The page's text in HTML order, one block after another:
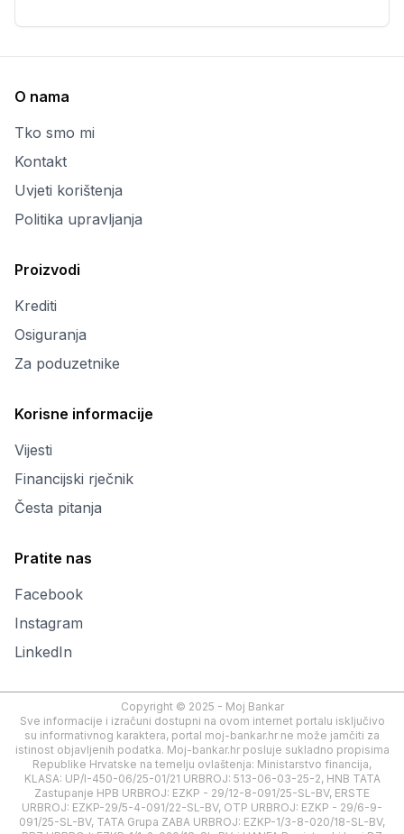
O nama
Tko smo mi
Kontakt
Uvjeti korištenja
Politika upravljanja
Proizvodi
Krediti
Osiguranja
Za poduzetnike
Korisne informacije
Vijesti
Financijski rječnik
Česta pitanja
Pratite nas
Facebook
Instagram
LinkedIn
Copyright © 2025 - Moj Bankar
Sve informacije i izračuni dostupni na ovom internet portalu isključivo
su informativnog karaktera, portal moj-bankar.hr ne može jamčiti za
istinost objavljenih podatka. Moj-bankar.hr posluje sukladno propisima
Republike Hrvatske na temelju ovlaštenja: Ministarstvo financija,
KLASA: UP/I-450-06/25-01/21 URBROJ: 513-06-03-25-2, HNB TATA
Zastupanje HPB URBROJ: EZKP - 29/12-8-091/25-SL-BV, ERSTE
URBROJ: EZKP-29/5-4-091/22-SL-BV, OTP URBROJ: EZKP - 29/6-9-
091/25-SL-BV, TATA Grupa ZABA URBROJ: EZKP-1/3-8-020/18-SL-BV,